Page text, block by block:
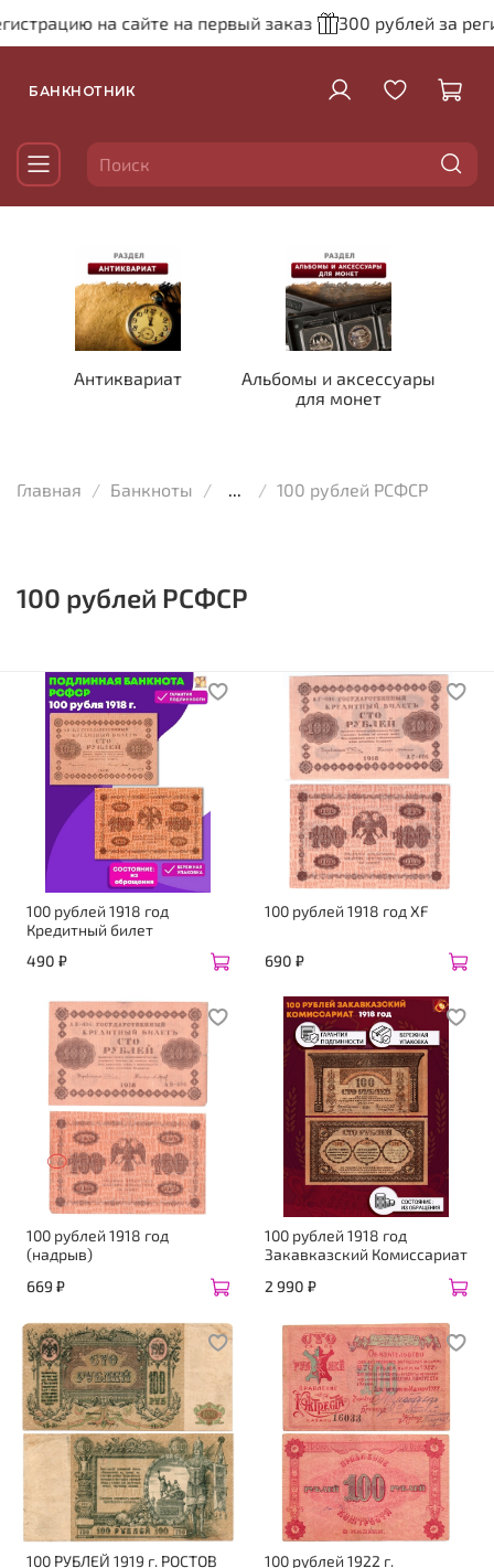
на сайте на первый заказ 300 рублей за
БАНКНОТНИК
Антиквариат
Альбомы и аксессуары
для монет
Главная Банкноты ... 100 рублей РСФСР
100 рублей РСФСР
100 рублей 1918 год
Кредитный билет
490 ₽
100 рублей 1918 год ХF
690 ₽
100 рублей 1918 год
(надрыв)
669 ₽
100 рублей 1918 год
Закавказский Комиссариат
2 990 ₽
100 РУБЛЕЙ 1919 г. РОСТОВ
100 рублей 1922 г.